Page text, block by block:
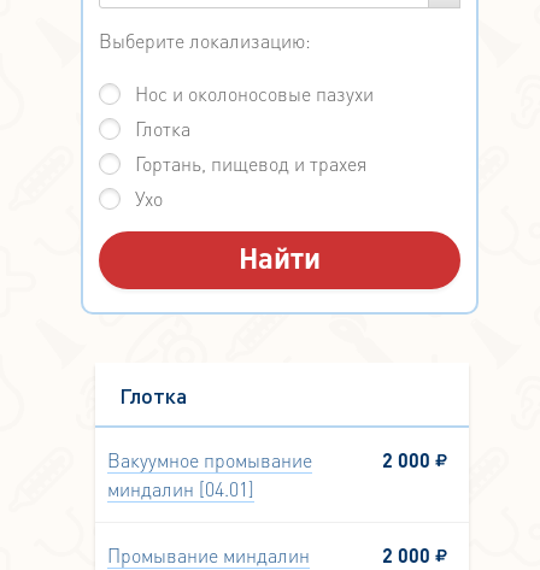
Выберите локализацию:
Нос и околоносовые пазухи
Глотка
Гортань, пищевод и трахея
Ухо
Глотка
Вакуумное промывание
миндалин [04.01]
2 000
Промывание миндалин
2 000